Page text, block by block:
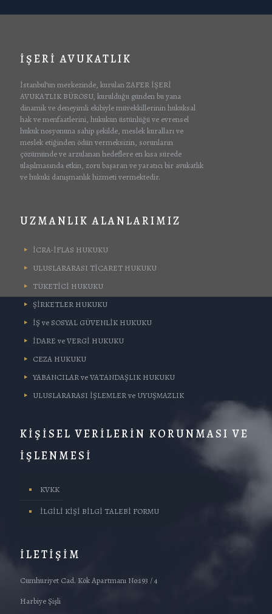
İŞERİ AVUKATLIK
İstanbul’un merkezinde, kurulan ZAFER İŞERİ
AVUKATLIK BÜROSU, kurulduğu günden bu yana
dinamik ve deneyimli ekibiyle müvekkillerinin hukuksal
hak ve menfaatlerini, hukukun üstünlüğü ve evrensel
hukuk nosyonuna sahip şekilde, meslek kuralları ve
meslek etiğinden ödün vermeksizin, sorunların
çözümünde ve arzulanan hedeflere en kısa sürede
ulaşılmasında etkin, zoru başaran ve yaratıcı bir avukatlık
ve hukuki danışmanlık hizmeti vermektedir.
UZMANLIK ALANLARIMIZ
İCRA-İFLAS HUKUKU
ULUSLARARASI TİCARET HUKUKU
TÜKETİCİ HUKUKU
ŞİRKETLER HUKUKU
İŞ ve SOSYAL GÜVENLİK HUKUKU
İDARE ve VERGİ HUKUKU
CEZA HUKUKU
YABANCILAR ve VATANDAŞLIK HUKUKU
ULUSLARARASI İŞLEMLER ve UYUŞMAZLIK
KİŞİSEL VERİLERİN KORUNMASI VE
İŞLENMESİ
KVKK
İLGİLİ KİŞİ BİLGİ TALEBİ FORMU
İLETİŞİM
Cumhuriyet Cad. Kök Apartmanı No:193 / 4
Harbiye Şişli